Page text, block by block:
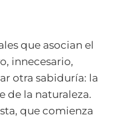
que asocian el
innecesario,
otra sabiduría: la
de la naturaleza.
que comienza